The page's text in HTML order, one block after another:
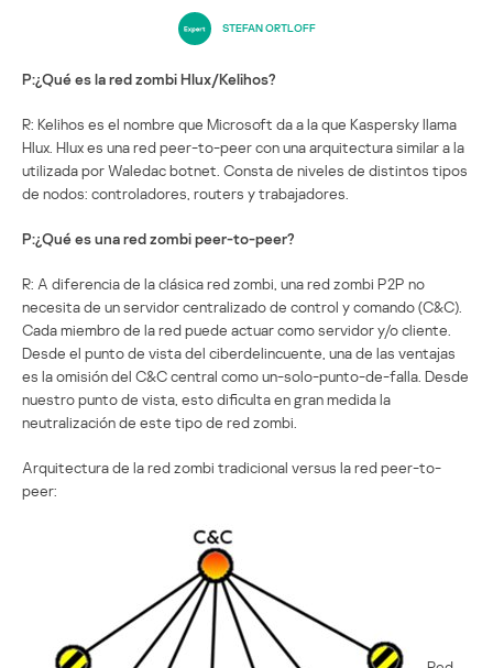
STEFAN ORTLOFF
P:¿Qué es la red zombi Hlux/Kelihos?
R: Kelihos es el nombre que Microsoft da a la que Kaspersky llama
Hlux. Hlux es una red peer-to-peer con una arquitectura similar a la
utilizada por Waledac botnet. Consta de niveles de distintos tipos
de nodos: controladores, routers y trabajadores.
P:¿Qué es una red zombi peer-to-peer?
R: A diferencia de la clásica red zombi, una red zombi P2P no
necesita de un servidor centralizado de control y comando (C&C).
Cada miembro de la red puede actuar como servidor y/o cliente.
Desde el punto de vista del ciberdelincuente, una de las ventajas
es la omisión del C&C central como un-solo-punto-de-falla. Desde
nuestro punto de vista, esto dificulta en gran medida la
neutralización de este tipo de red zombi.
Arquitectura de la red zombi tradicional versus la red peer-to-
peer: